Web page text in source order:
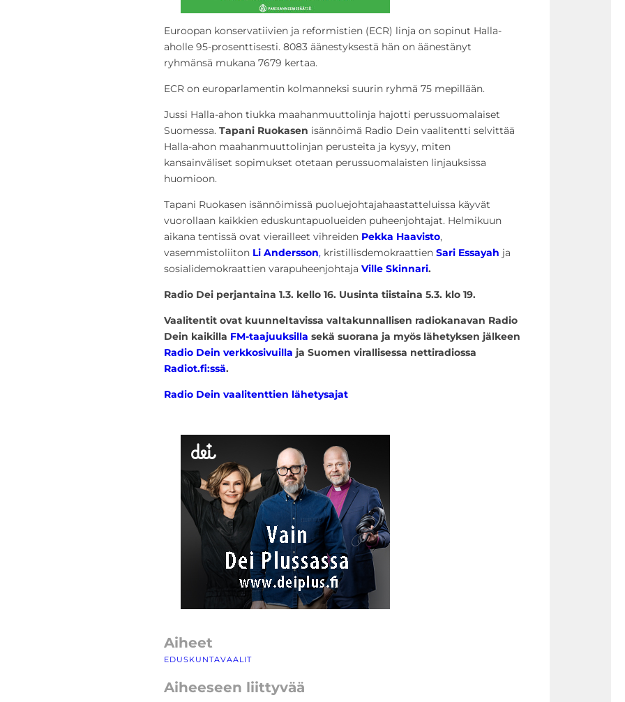
Euroopan konservatiivien ja reformistien (ECR) linja on sopinut Halla-
aholle 95-prosenttisesti. 8083 äänestyksestä hän on äänestänyt
ryhmänsä mukana 7679 kertaa.
ECR on europarlamentin kolmanneksi suurin ryhmä 75 mepillään.
Jussi Halla-ahon tiukka maahanmuuttolinja hajotti perussuomalaiset
Suomessa. Tapani Ruokasen isännöimä Radio Dein vaalitentti selvittää
Halla-ahon maahanmuuttolinjan perusteita ja kysyy, miten
kansainväliset sopimukset otetaan perussuomalaisten linjauksissa
huomioon.
Tapani Ruokasen isännöimissä puoluejohtajahaastatteluissa käyvät
vuorollaan kaikkien eduskuntapuolueiden puheenjohtajat. Helmikuun
aikana tentissä ovat vierailleet vihreiden Pekka Haavisto,
vasemmistoliiton Li Andersson, kristillisdemokraattien Sari Essayah ja
sosialidemokraattien varapuheenjohtaja Ville Skinnari.
Radio Dei perjantaina 1.3. kello 16. Uusinta tiistaina 5.3. klo 19.
Vaalitentit ovat kuunneltavissa valtakunnallisen radiokanavan Radio
Dein kaikilla FM-taajuuksilla sekä suorana ja myös lähetyksen jälkeen
Radio Dein verkkosivuilla ja Suomen virallisessa nettiradiossa
Radiot.fi:ssä.
Radio Dein vaalitenttien lähetysajat
Aiheet
EDUSKUNTAVAALIT
Aiheeseen liittyvää